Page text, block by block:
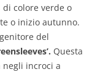
colore verde o
o inizio autunno.
del
Questa
negli incroci a